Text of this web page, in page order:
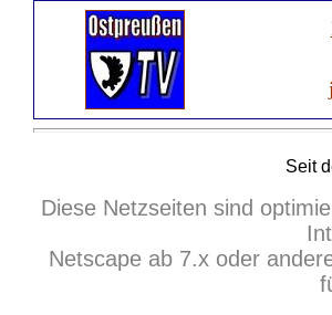
Seit
Diese Netzseiten sind
Netscape ab 7.x oder